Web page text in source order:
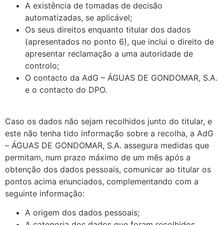
A existência de tomadas de decisão
automatizadas, se aplicável;
Os seus direitos enquanto titular dos dados
(apresentados no ponto 6), que inclui o direito de
apresentar reclamação a uma autoridade de
controlo;
O contacto da AdG – ÁGUAS DE GONDOMAR, S.A.
e o contacto do DPO.
Caso os dados não sejam recolhidos junto do titular, e
este não tenha tido informação sobre a recolha, a AdG
– ÁGUAS DE GONDOMAR, S.A. assegura medidas que
permitam, num prazo máximo de um mês após a
obtenção dos dados pessoais, comunicar ao titular os
pontos acima enunciados, complementando com a
seguinte informação:
A origem dos dados pessoais;